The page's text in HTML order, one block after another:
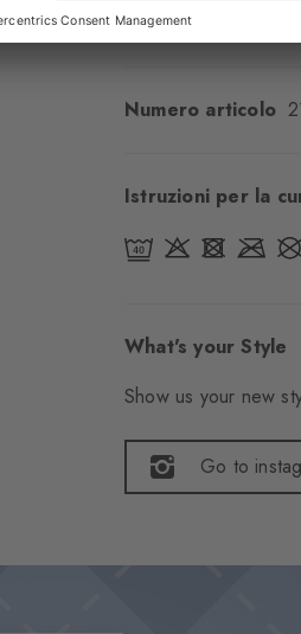
Look Classico
Numero articolo
Istruzioni per la
What's your Style
Show us your new
Go to